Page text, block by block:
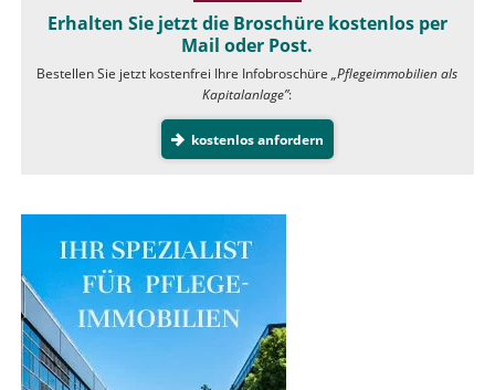
Erhalten Sie jetzt die Broschüre kostenlos per
Mail oder Post.
Bestellen Sie jetzt kostenfrei Ihre Infobroschüre„Pflegeimmobilien als
Kapitalanlage”:
kostenlos anfordern